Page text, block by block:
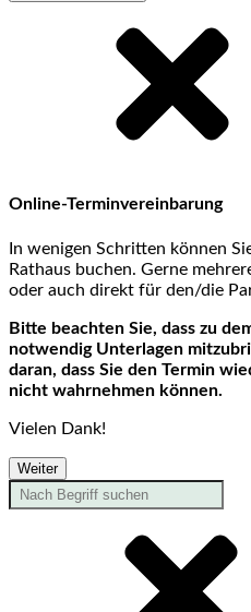
Online-Terminvereinbarung
In wenigen Schritten können
Rathaus buchen. Gerne
oder auch direkt für den/die
Bitte beachten Sie, dass zu
notwendig Unterlagen
daran, dass Sie den Termin
nicht wahrnehmen können.
Vielen Dank!
Weiter